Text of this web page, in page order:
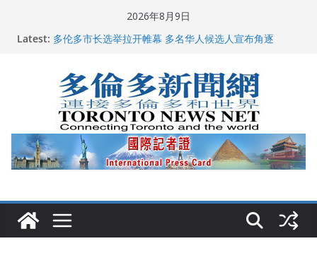
2026年8月9日
Latest: 龚晓华参加多伦多骄傲大游行 与市民分享竞选理念
特朗普称加拿大“不友善”并批评其领导层 卡尼：谈判事
关加拿大就业
2026加拿大青少年儿童绘画比赛颁奖典礼多伦多举行